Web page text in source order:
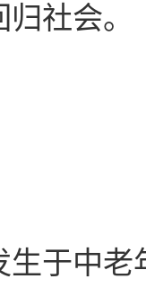
社会。
中老